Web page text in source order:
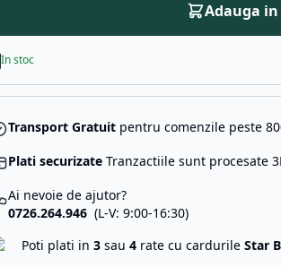
Adauga in
In stoc
Transport Gratuit pentru comenzile peste
Plati securizate Tranzactiile sunt procesate
Ai nevoie de ajutor?
0726.264.946 (L-V: 9:00-16:30)
Poti plati in 3 sau 4 rate cu cardurile Star